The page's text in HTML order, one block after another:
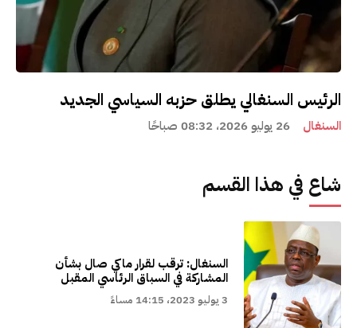
الرئيس السنغالي يطلق حزبه السياسي الجديد
السنغال 26 يوليو 2026، 08:32 صباحًا
شاع في هذا القسم
السنغال: ترقب لقرار ماكي صال بشأن
المشاركة في السباق الرئاسي المقبل
3 يوليو 2023، 14:15 مساءً